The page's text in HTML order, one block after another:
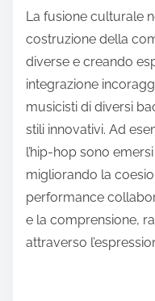
fusione culturale
l’apprezzamento tra
le barriere e
Quale ruolo gioca
costruzione della
musica?
La fusione culturale
costruzione della
diverse e creando
integrazione
musicisti di diversi